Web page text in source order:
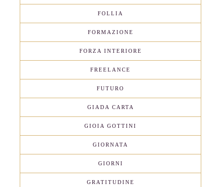
FOLLIA
FORMAZIONE
FORZA INTERIORE
FREELANCE
FUTURO
GIADA CARTA
GIOIA GOTTINI
GIORNATA
GIORNI
GRATITUDINE